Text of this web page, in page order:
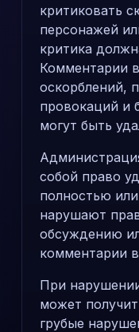
критиковать
персонажей
критика
Комментарии
оскорблений,
провокаций и
могут быть
собой право
полностью
нарушают
обсуждению
комментарии
При
может
грубые